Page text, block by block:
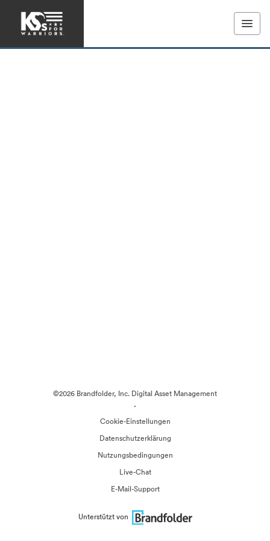
©2026 Brandfolder, Inc. Digital Asset Management
·
Cookie-Einstellungen
Datenschutzerklärung
Nutzungsbedingungen
Live-Chat
E-Mail-Support
Unterstützt von